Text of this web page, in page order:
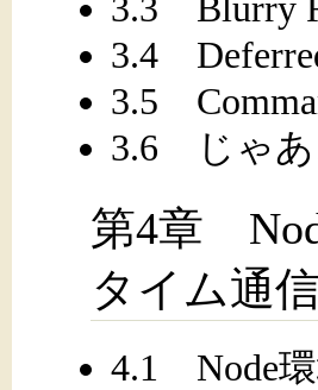
3.4
3.5
3.6 じゃあ
第4章
タイム通信
4.1 Node